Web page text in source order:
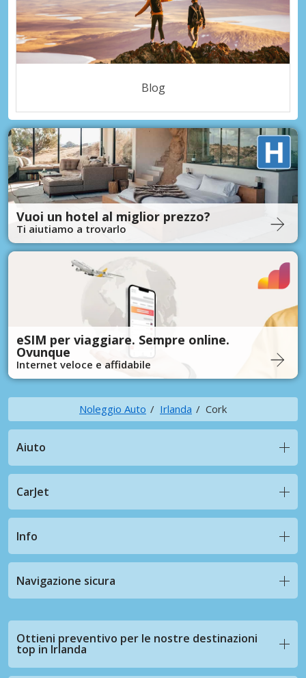
Blog
Vuoi un hotel al miglior prezzo?
Ti aiutiamo a trovarlo
eSIM per viaggiare. Sempre online.
Ovunque
Internet veloce e affidabile
Noleggio Auto Irlanda Cork
Aiuto
CarJet
Info
Navigazione sicura
Ottieni preventivo per le nostre destinazioni
top in Irlanda